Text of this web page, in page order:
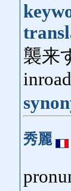
襲来
秀麗